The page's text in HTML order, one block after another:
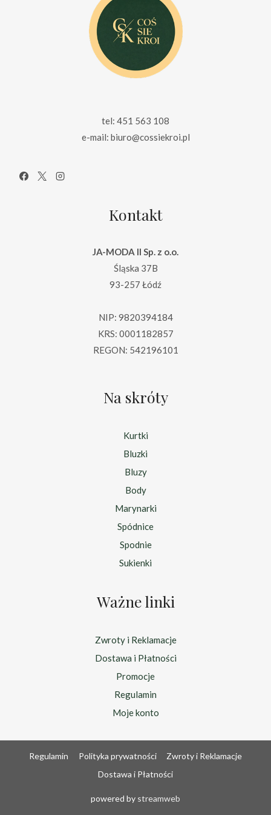
tel: 451 563 108
e-mail: biuro@cossiekroi.pl
Kontakt
JA-MODA II Sp. z o.o.
Śląska 37B
93-257 Łódź
NIP: 9820394184
KRS: 0001182857
REGON: 542196101
Na skróty
Kurtki
Bluzki
Bluzy
Body
Marynarki
Spódnice
Spodnie
Sukienki
Ważne linki
Zwroty i Reklamacje
Dostawa i Płatności
Promocje
Regulamin
Moje konto
Regulamin Polityka prywatności
Zwroty i Reklamacje
Dostawa i Płatności
powered by streamweb